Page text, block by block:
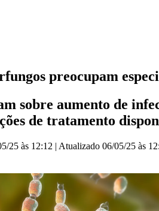
preocupam
sobre aumento de
de tratamento
25 às 12:12 | Atualizado 06/05/25 às